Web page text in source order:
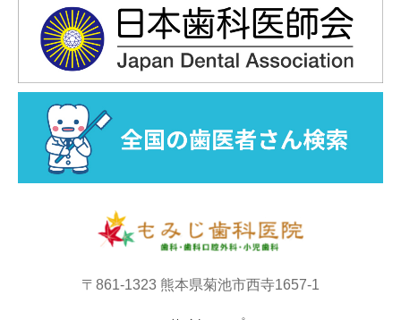
〒861-1323 熊本県菊池市西寺1657-1